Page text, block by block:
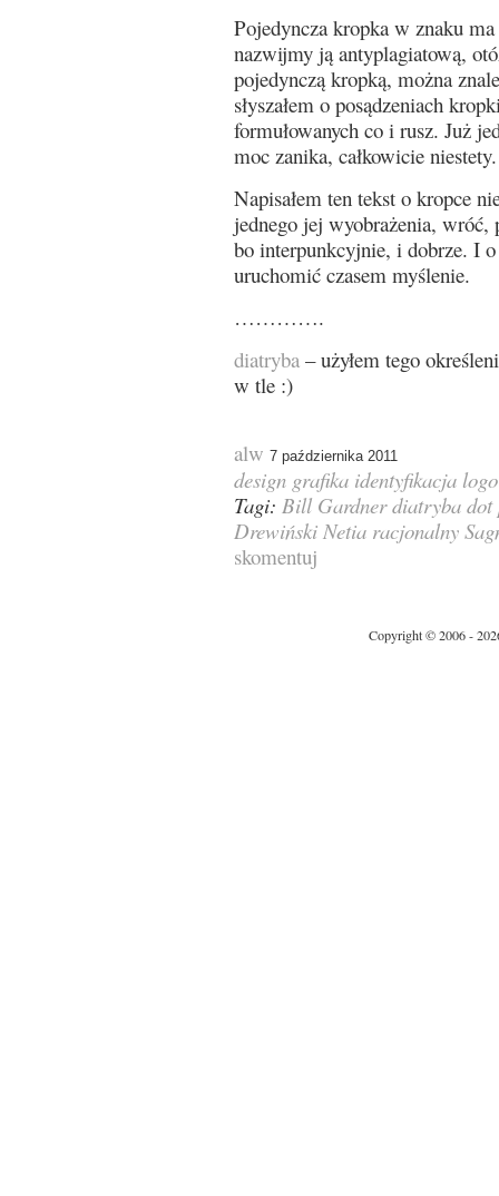
Pojedyncza kropka w znaku
nazwijmy ją antyplagiatową,
pojedynczą kropką, można
słyszałem o posądzeniach
formułowanych co i rusz. Już
moc zanika, całkowicie niestety.
Napisałem ten tekst o kropce
jednego jej wyobrażenia, wróć,
bo interpunkcyjnie, i dobrze. I
uruchomić czasem myślenie.
………….
diatryba – użyłem tego
w tle :)
alw 7 października 2011
design grafika identyfikacja logo
Tagi: Bill Gardner diatryba dot
Drewiński Netia racjonalny
skomentuj
Copyright © 2006 -